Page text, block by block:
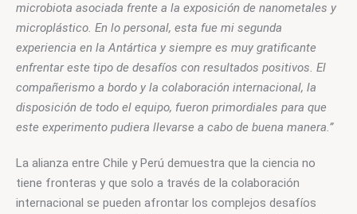
microbiota asociada frente a la exposición de nanometales y
microplástico. En lo personal, esta fue mi segunda
experiencia en la Antártica y siempre es muy gratificante
enfrentar este tipo de desafíos con resultados positivos. El
compañerismo a bordo y la colaboración internacional, la
disposición de todo el equipo, fueron primordiales para que
este experimento pudiera llevarse a cabo de buena manera.”
La alianza entre Chile y Perú demuestra que la ciencia no
tiene fronteras y que solo a través de la colaboración
internacional se pueden afrontar los complejos desafíos